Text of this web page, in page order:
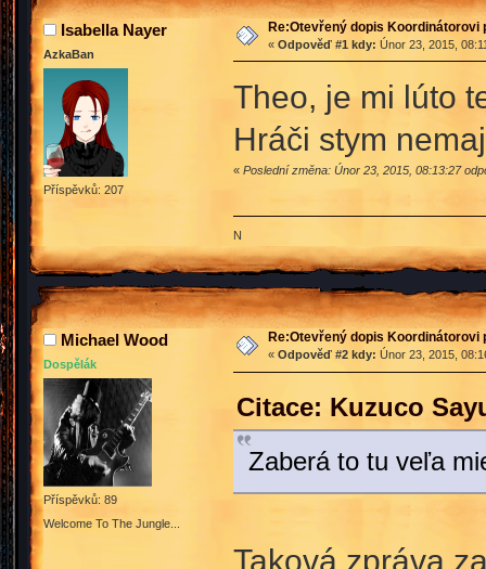
Isabella Nayer
AzkaBan
Příspěvků: 207
Re:Otevřený dopis Koordinátorovi
« Odpověď #1 kdy: Únor 23, 2015,
Theo, je mi lúto
Hráči stym
« Poslední změna: Únor 23, 2015, 08:13:27
N
Michael Wood
Dospělák
Příspěvků: 89
Welcome To The Jungle...
Re:Otevřený dopis Koordinátorovi
« Odpověď #2 kdy: Únor 23, 2015,
Citace: Kuzuco
Zaberá to tu veľa
Taková zpráva